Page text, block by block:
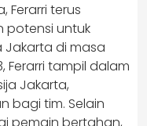
Ferarri terus
potensi untuk
Jakarta di masa
Ferarri tampil dalam
Jakarta,
bagi tim. Selain